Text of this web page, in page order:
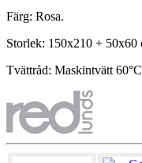
Färg: Rosa.
Storlek: 150x210 + 50x60
Tvättråd: Maskintvätt